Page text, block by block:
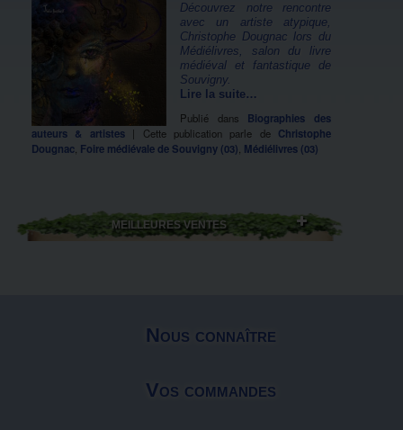
Découvrez notre rencontre
avec un artiste atypique,
Christophe Dougnac lors du
Médiélivres, salon du livre
médiéval et fantastique de
Souvigny.
Lire la suite…
Publié dans
Biographies des
auteurs & artistes | Cette publication parle de Christophe
Dougnac Foire médiévale de Souvigny (03) Médiélivres (03)
MEILLEURES VENTES
Nous connaître
Vos commandes